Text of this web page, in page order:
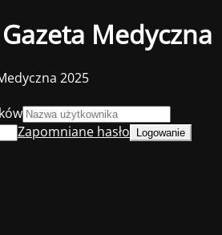
Medyczna
2025
Zapomniane hasło